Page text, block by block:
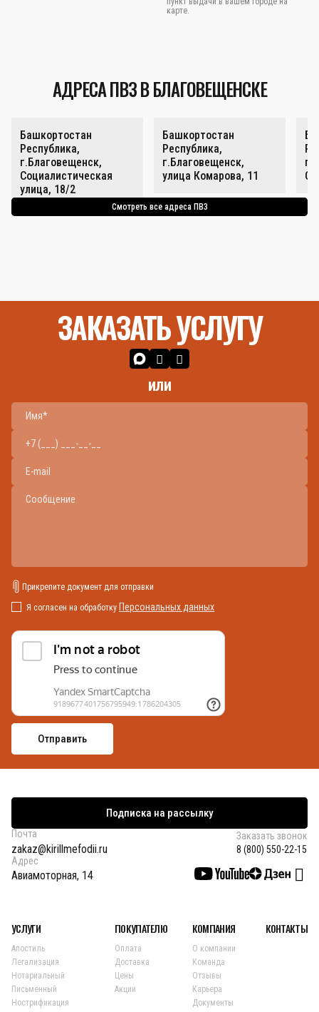
карте.
АДРЕСА ПВЗ В БЛАГОВЕЩЕНСКЕ
Башкортостан
Республика,
г.Благовещенск,
Социалистическая
улица, 18/2
Башкортостан
Республика,
г.Благовещенск,
улица Комарова, 11
Смотреть все адреса ПВЗ
ЗАКАЗАТЬ УСЛУГУ
или
Прикрепите документ для отправки
Я согласен на обработку Персональных данных
Подписка на рассылку
Почта
zakaz@kirillmefodii.ru
Заказать звонок
8 (800) 550-22-15
Адрес
Авиамоторная, 14
УСЛУГИ
Апостиль
Легализация
Нотариальный
Письменный
Нострификация
ПОКУПАТЕЛЮ
Оплата
Доставка
Цены
Акции
КОМПАНИЯ
О компании
Команда
Отзывы
Карьера
Документы
КОНТАКТЫ